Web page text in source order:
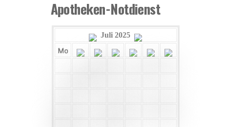
Apotheken-Notdienst
Juli 2025